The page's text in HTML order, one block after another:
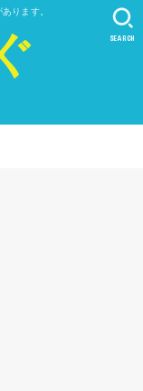
ります。
SEARCH